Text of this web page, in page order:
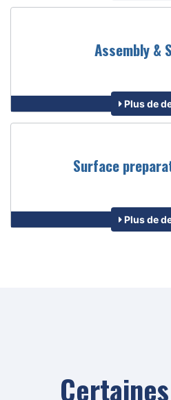
Assembly &
Plus de
Surface
Plus de